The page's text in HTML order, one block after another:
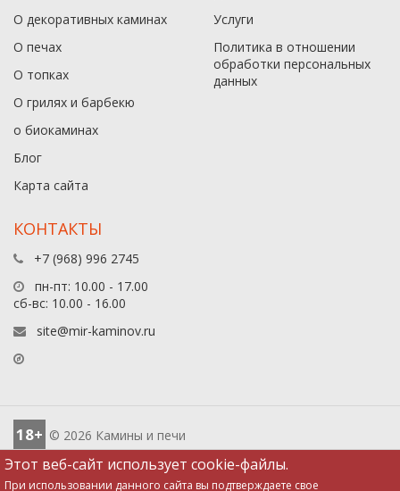
О декоративных каминах
О печах
О топках
О грилях и барбекю
о биокаминах
Блог
Карта сайта
Услуги
Политика в отношении
обработки персональных
данныx
КОНТАКТЫ
+7 (968) 996 2745
пн-пт: 10.00 - 17.00
сб-вс: 10.00 - 16.00
site@mir-kaminov.ru
Этот веб-сайт использует cookie-файлы.
При использовании данного сайта вы подтверждаете свое
18+ © 2026 Камины и печи